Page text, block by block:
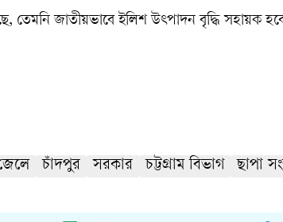
তেমনি জাতীয়ভাবে ইলিশ উৎপাদন বৃদ্ধি সহায়ক
চাঁদপুর সরকার চট্টগ্রাম বিভাগ ছাপা